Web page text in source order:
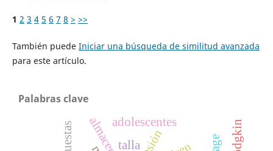
1 2 3 4 5 6 7 8 > >>
También puede Iniciar una búsqueda de similitud avanzada
para este artículo.
Palabras clave
adolescentes
talla